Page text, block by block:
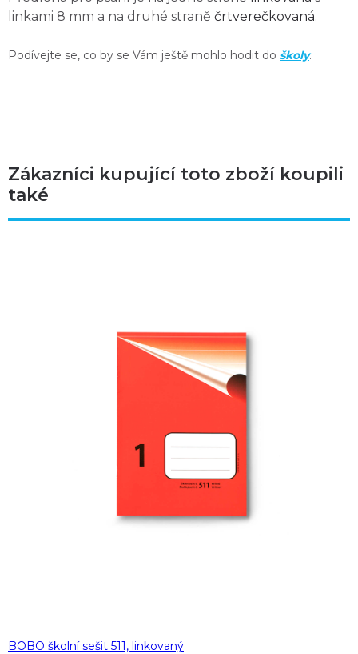
linkami 8 mm a na druhé straně črtverečkovaná.
Podívejte se, co by se Vám ještě mohlo hodit do školy.
Zákazníci kupující toto zboží koupili
také
BOBO školní sešit 511, linkovaný